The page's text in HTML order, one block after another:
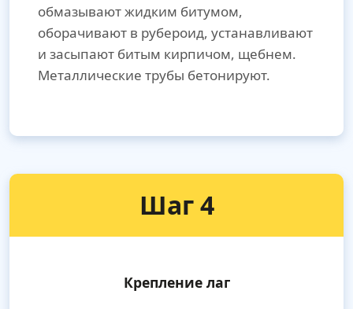
обмазывают жидким битумом,
оборачивают в рубероид, устанавливают
и засыпают битым кирпичом, щебнем.
Металлические трубы бетонируют.
Шаг 4
Крепление лаг